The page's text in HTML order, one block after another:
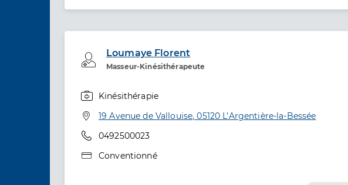
Loumaye Florent
Masseur-Kinésithérapeute
Professionel de santé
Kinésithérapie
Adresse
19 Avenue de Vallouise, 05120 L’Argentière-la-Bessée
Téléphone
0492500023
Type de convention
Conventionné